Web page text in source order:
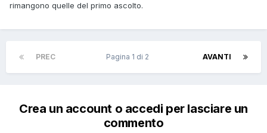
rimangono quelle del primo ascolto.
PREC AVANTI
Pagina 1 di 2
Crea un account o accedi per lasciare un
commento